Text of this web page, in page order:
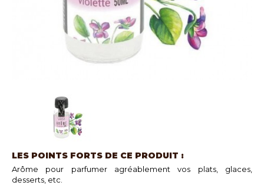
LES POINTS FORTS DE CE PRODUIT :
Arôme pour parfumer agréablement vos plats, glaces,
desserts, etc.